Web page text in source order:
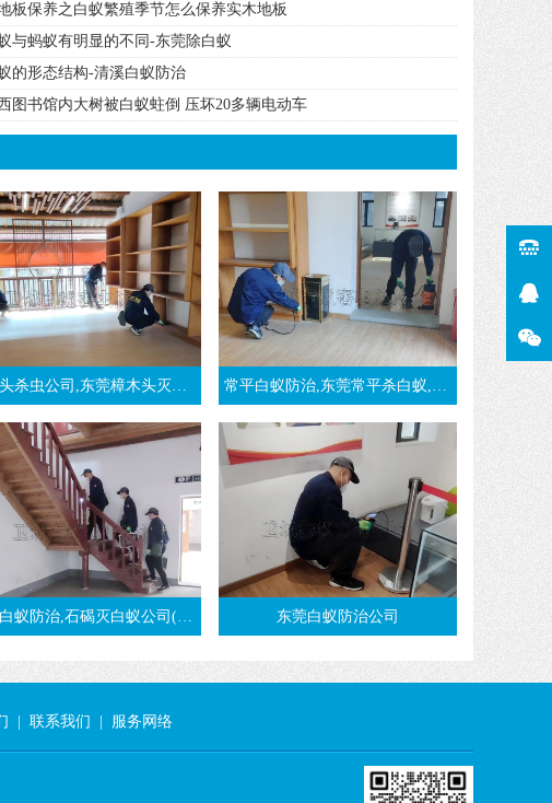
板保养之白蚁繁殖季节怎么保养实木地板
与蚂蚁有明显的不同-东莞除白蚁
的形态结构-清溪白蚁防治
图书馆内大树被白蚁蛀倒 压坏20多辆电动车
公司,东莞樟木头灭白蚁,推荐樟木头白蚁防治公司 常平白蚁防治,东莞常平杀白蚁,治白蚁公司
防治,石碣灭白蚁公司(强烈推荐卫城虫控) 东莞白蚁防治公司
联系我们 服务网络